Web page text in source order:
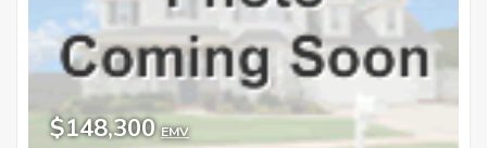
$148,300 EMV